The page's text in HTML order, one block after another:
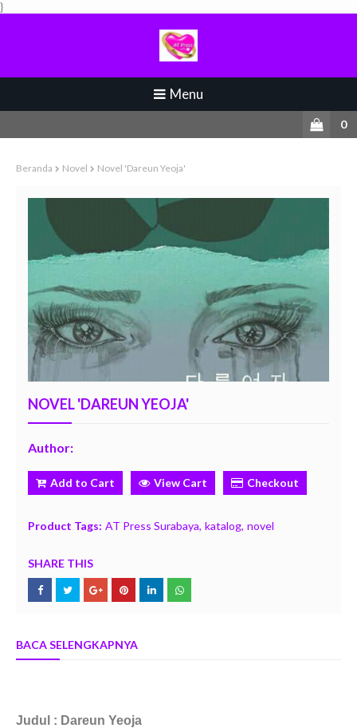
}
Menu
0
Beranda Novel Novel 'Dareun Yeoja'
NOVEL 'DAREUN YEOJA'
Author:
Add to Cart View Cart Checkout
Product Tags: AT Press Surabaya katalog novel
SHARE THIS
BACA SELENGKAPNYA
Judul : Dareun Yeoja